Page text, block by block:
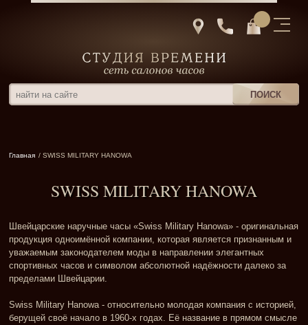
Главная / SWISS MILITARY HANOWA
SWISS MILITARY HANOWA
Швейцарские наручные часы «Swiss Military Hanowa» - оригинальная
продукция одноимённой компании, которая является признанным и
уважаемым законодателем моды в направлении элегантных
спортивных часов и символом абсолютной надёжности далеко за
пределами Швейцарии.
Swiss Military Hanowa - относительно молодая компания с историей,
берущей своё начало в 1960-х годах. Её название в прямом смысле